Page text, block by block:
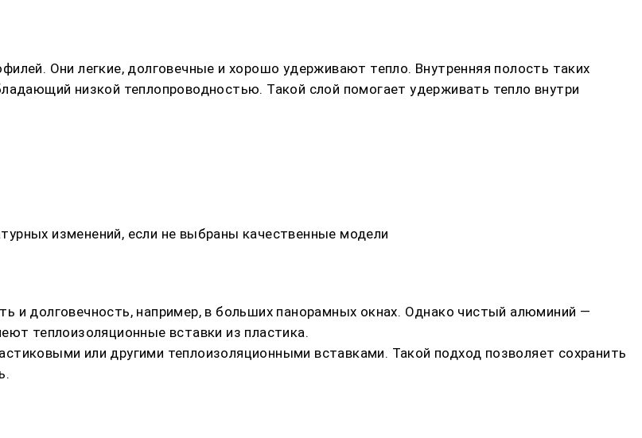
Они легкие, долговечные и хорошо удерживают тепло. Внутренняя полость таких
низкой теплопроводностью. Такой слой помогает удерживать тепло внутри
изменений, если не выбраны качественные модели
долговечность, например, в больших панорамных окнах. Однако чистый алюминий —
теплоизоляционные вставки из пластика.
или другими теплоизоляционными вставками. Такой подход позволяет сохранить